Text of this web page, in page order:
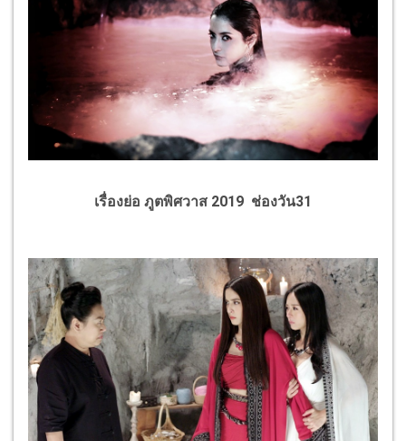
เรื่องย่อ ภูตพิศวาส 2019 ช่องวัน31